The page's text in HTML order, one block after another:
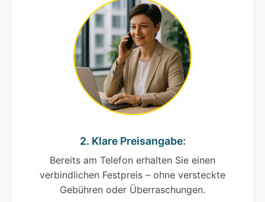
2. Klare Preisangabe:
Bereits am Telefon erhalten Sie einen
verbindlichen Festpreis – ohne versteckte
Gebühren oder Überraschungen.